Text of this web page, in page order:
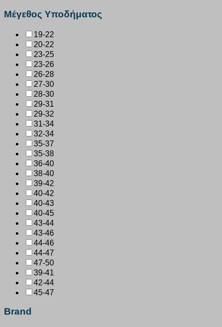
Μέγεθος Υποδήματος
19-22
20-22
23-25
23-26
26-28
27-30
28-30
29-31
29-32
31-34
32-34
35-37
35-38
36-40
38-40
39-42
40-42
40-43
40-45
43-44
43-46
44-46
44-47
47-50
39-41
42-44
45-47
Brand